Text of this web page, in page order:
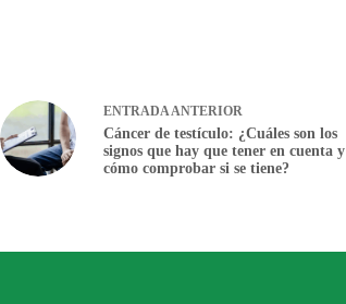
ENTRADA ANTERIOR
Cáncer de testículo: ¿Cuáles son los
signos que hay que tener en cuenta y
cómo comprobar si se tiene?